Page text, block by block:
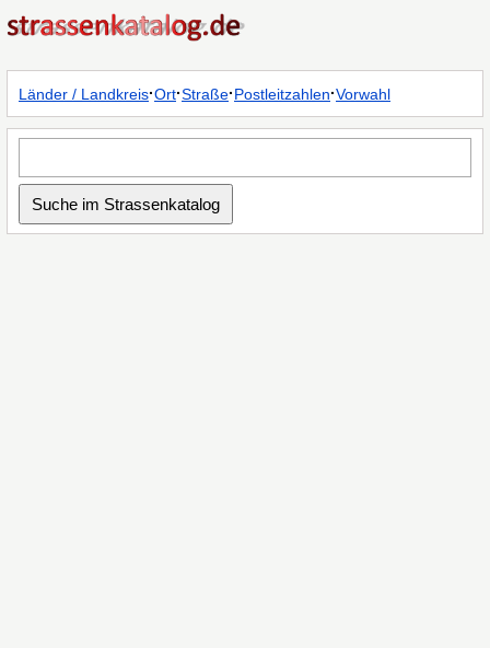
Länder / Landkreis·Ort·Straße·Postleitzahlen·Vorwahl